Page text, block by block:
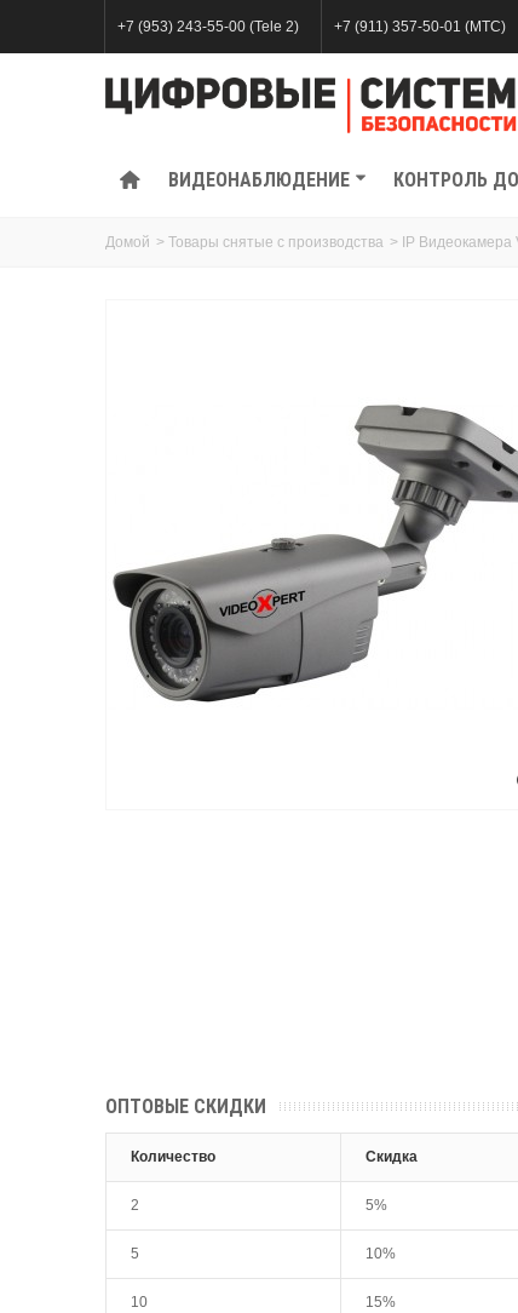
+7 (953) 243-55-00 (Tele 2) +7 (911) 357-50-01 (МТС)
ВИДЕОНАБЛЮДЕНИЕ КОНТРОЛЬ
Домой > Товары снятые с производства > IP Видеокамера
ОПТОВЫЕ СКИДКИ
Количество Скидка
2 5%
5 10%
10 15%